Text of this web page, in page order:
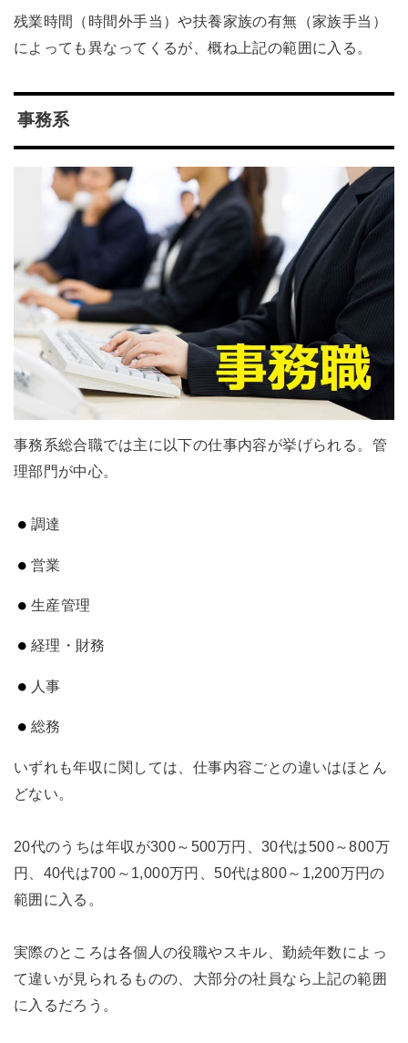
残業時間（時間外手当）や扶養家族の有無（家族手当）
によっても異なってくるが、概ね上記の範囲に入る。
事務系
事務系総合職では主に以下の仕事内容が挙げられる。管
理部門が中心。
調達
営業
生産管理
経理・財務
人事
総務
いずれも年収に関しては、仕事内容ごとの違いはほとん
どない。
20代のうちは年収が300～500万円、30代は500～800万
円、40代は700～1,000万円、50代は800～1,200万円の
範囲に入る。
実際のところは各個人の役職やスキル、勤続年数によっ
て違いが見られるものの、大部分の社員なら上記の範囲
に入るだろう。